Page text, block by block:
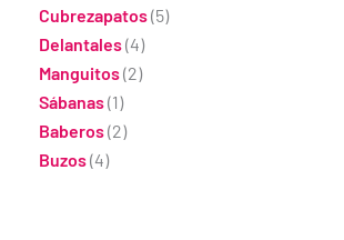
Cubrezapatos(5)
Delantales(4)
Manguitos(2)
Sábanas(1)
Baberos(2)
Buzos(4)